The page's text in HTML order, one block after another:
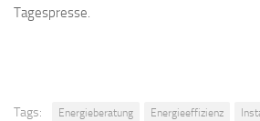
Tagespresse.
Tags: Energieberatung Energieeffizienz